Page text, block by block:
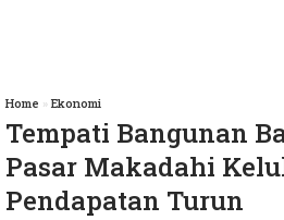
Home » Ekonomi
Tempati Bangunan
Pasar Makadahi
Pendapatan Turun